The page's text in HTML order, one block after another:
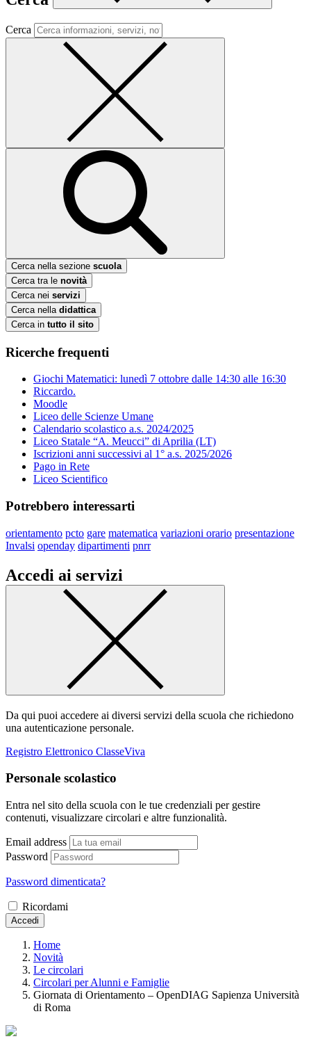
Cerca
Cerca nella sezione scuola
Cerca tra le novità
Cerca nei servizi
Cerca nella didattica
Cerca in tutto il sito
Ricerche frequenti
Giochi Matematici: lunedì 7 ottobre dalle 14:30 alle 16:30
Riccardo.
Moodle
Liceo delle Scienze Umane
Calendario scolastico a.s. 2024/2025
Liceo Statale “A. Meucci” di Aprilia (LT)
Iscrizioni anni successivi al 1° a.s. 2025/2026
Pago in Rete
Liceo Scientifico
Potrebbero interessarti
orientamento pcto gare matematica variazioni orario presentazione
Invalsi openday dipartimenti pnrr
Accedi ai servizi
Da qui puoi accedere ai diversi servizi della scuola che richiedono
una autenticazione personale.
Registro Elettronico ClasseViva
Personale scolastico
Entra nel sito della scuola con le tue credenziali per gestire
contenuti, visualizzare circolari e altre funzionalità.
Email address
Password
Password dimenticata?
Ricordami
Accedi
Home
Novità
Le circolari
Circolari per Alunni e Famiglie
Giornata di Orientamento – OpenDIAG Sapienza Università
di Roma